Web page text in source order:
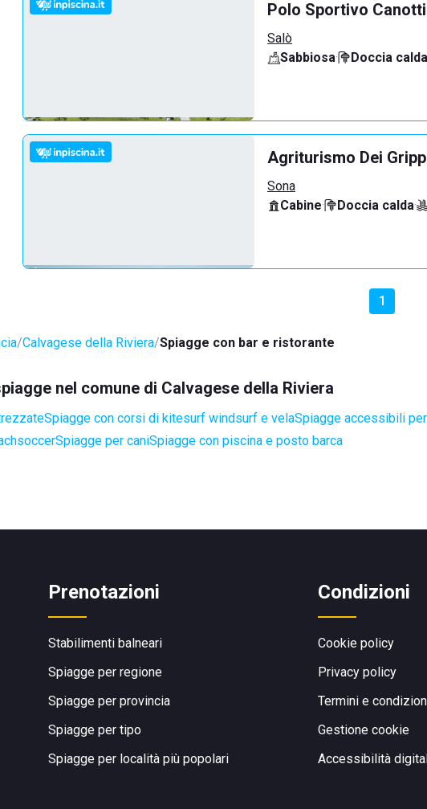
Polo Sportivo
Salò
Sabbiosa· Doccia calda
Agriturismo Dei
Sona
Cabine· Doccia calda·
1
Calvagese della Riviera Spiagge con bar e ristorante
nel comune di Calvagese della Riviera
Spiagge con corsi di kitesurf windsurf e velaSpiagge accessibili
Spiagge per caniSpiagge con piscina e posto barca
Prenotazioni
Stabilimenti balneari
Spiagge per regione
Spiagge per provincia
Spiagge per tipo
Spiagge per località più popolari
Condizioni
Cookie policy
Privacy policy
Termini e
Gestione cookie
Accessibilità